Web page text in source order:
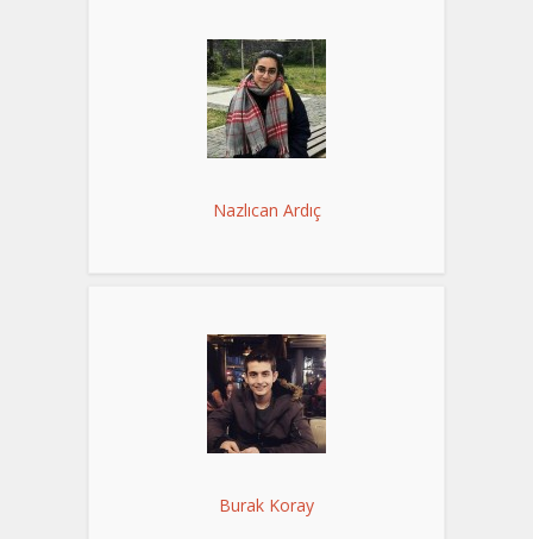
Nazlıcan Ardıç
Burak Koray